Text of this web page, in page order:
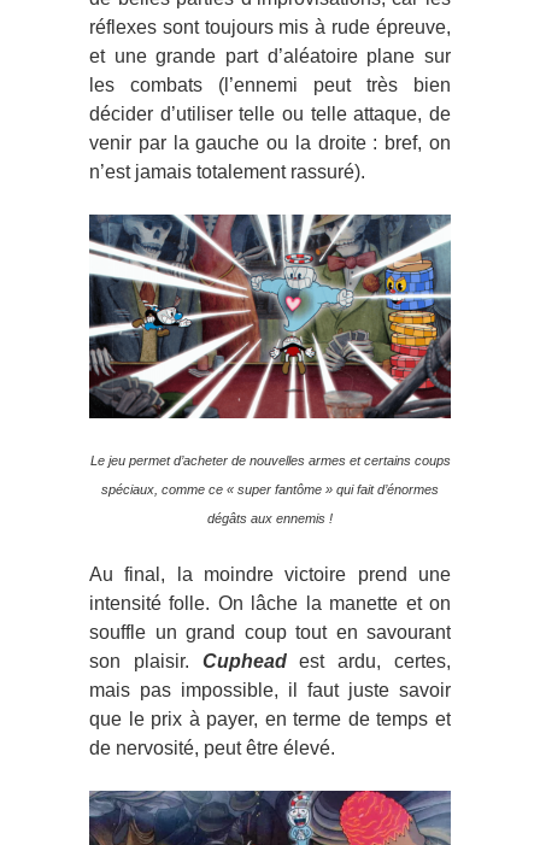
réflexes sont toujours mis à rude épreuve,
et une grande part d’aléatoire plane sur
les combats (l’ennemi peut très bien
décider d’utiliser telle ou telle attaque, de
venir par la gauche ou la droite : bref, on
n’est jamais totalement rassuré).
Le jeu permet d’acheter de nouvelles armes et certains coups
spéciaux, comme ce « super fantôme » qui fait d’énormes
dégâts aux ennemis !
Au final, la moindre victoire prend une
intensité folle. On lâche la manette et on
souffle un grand coup tout en savourant
son plaisir. Cupheadest ardu, certes,
mais pas impossible, il faut juste savoir
que le prix à payer, en terme de temps et
de nervosité, peut être élevé.